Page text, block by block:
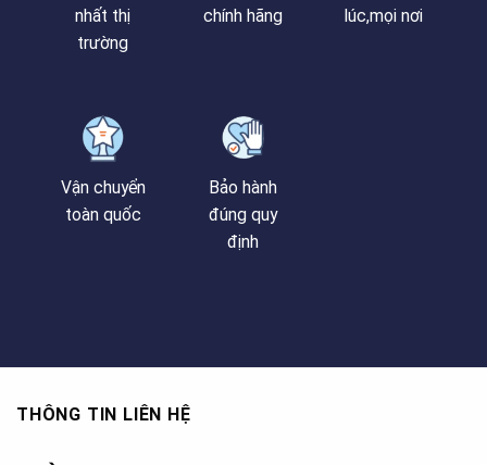
nhất thị
trường
chính hãng
lúc,mọi nơi
Vận chuyển
toàn quốc
Bảo hành
đúng quy
định
THÔNG TIN LIÊN HỆ